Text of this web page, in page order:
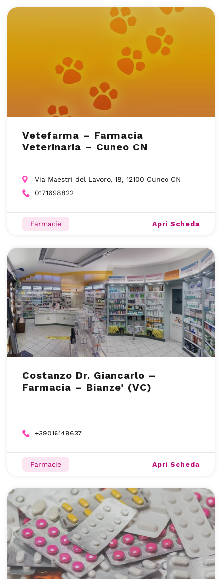
Vetefarma – Farmacia
Veterinaria – Cuneo CN
Via Maestri del Lavoro, 18, 12100 Cuneo CN
0171698822
Farmacie Apri Scheda
Costanzo Dr. Giancarlo –
Farmacia – Bianze’ (VC)
+39016149637
Farmacie Apri Scheda